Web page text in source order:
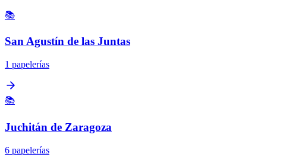
📚
San Agustín de las Juntas
1 papelerías
📚
Juchitán de Zaragoza
6 papelerías